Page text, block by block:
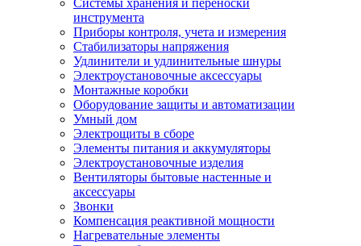
Системы хранения и переноски
инструмента
Приборы контроля, учета и измерения
Стабилизаторы напряжения
Удлинители и удлинительные шнуры
Электроустановочные аксессуары
Монтажные коробки
Оборудование защиты и автоматизации
Умный дом
Электрощиты в сборе
Элементы питания и аккумуляторы
Электроустановочные изделия
Вентиляторы бытовые настенные и
аксессуары
Звонки
Компенсация реактивной мощности
Нагревательные элементы